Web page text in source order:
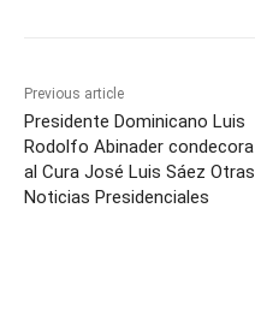
Previous article
Presidente Dominicano Luis
Rodolfo Abinader condecora
al Cura José Luis Sáez Otras
Noticias Presidenciales